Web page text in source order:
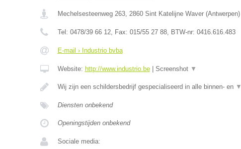
Mechelsesteenweg 263, 2860 Sint Katelijne Waver(Antwerpen)
Tel: 0478/39 66 12, Fax: 015/55 27 88, BTW-nr: 0416.616.483
E-mail › Industrio bvba
Website: http://www.industrio.be| Screenshot ▼
Wij zijn een schildersbedrijf gespecialiseerd in alle binnen- en ▼
Diensten onbekend
Openingstijden onbekend
Sociale media: